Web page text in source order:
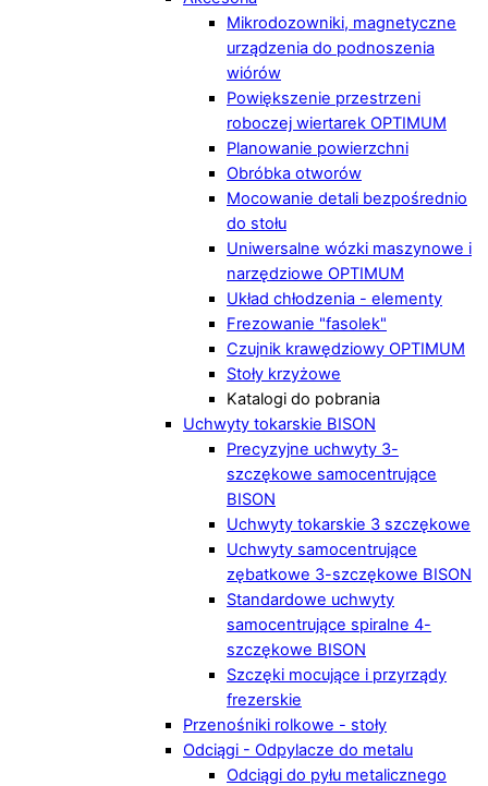
Mikrodozowniki, magnetyczne
urządzenia do podnoszenia
wiórów
Powiększenie przestrzeni
roboczej wiertarek OPTIMUM
Planowanie powierzchni
Obróbka otworów
Mocowanie detali bezpośrednio
do stołu
Uniwersalne wózki maszynowe i
narzędziowe OPTIMUM
Układ chłodzenia - elementy
Frezowanie "fasolek"
Czujnik krawędziowy OPTIMUM
Stoły krzyżowe
Katalogi do pobrania
Uchwyty tokarskie BISON
Precyzyjne uchwyty 3-
szczękowe samocentrujące
BISON
Uchwyty tokarskie 3 szczękowe
Uchwyty samocentrujące
zębatkowe 3-szczękowe BISON
Standardowe uchwyty
samocentrujące spiralne 4-
szczękowe BISON
Szczęki mocujące i przyrządy
frezerskie
Przenośniki rolkowe - stoły
Odciągi - Odpylacze do metalu
Odciągi do pyłu metalicznego